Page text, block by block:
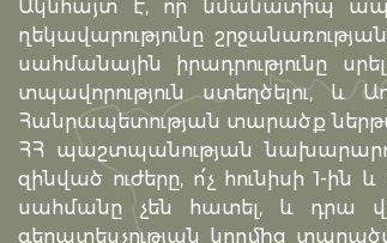
Ակնհայտ է, որ նմանատիպ
ղեկավարությունը
սահմանային իրադրությունը
տպավորություն ստեղծելու, և
Հանրապետության տարածք
ՀՀ պաշտպանության
զինված ուժերը, ո՛չ հունիսի 1-
սահմանը չեն հատել, և դրա
գերատեսչության կողմից